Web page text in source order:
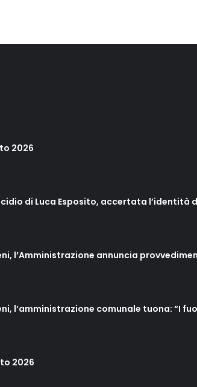
2026
di Luca Esposito, accertata
l’Amministrazione annuncia
l’amministrazione comunale tuona: “I
2026